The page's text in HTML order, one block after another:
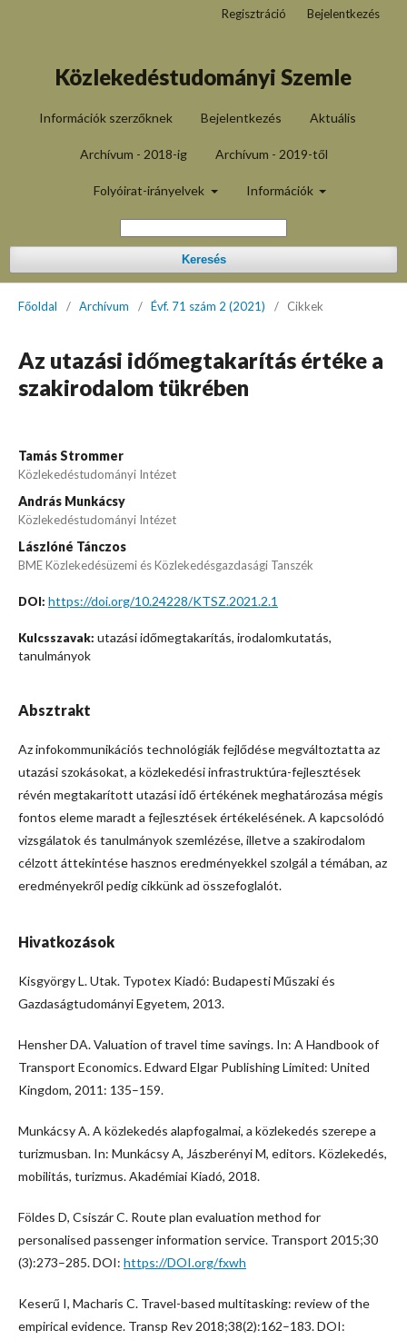
Közlekedéstudományi Szemle
Információk szerzőknek Bejelentkezés Aktuális
Archívum - 2018-ig Archívum - 2019-től
Folyóirat-irányelvek Információk
Keresés
Regisztráció Bejelentkezés
Főoldal / Archívum / Évf. 71 szám 2 (2021) / Cikkek
Az utazási időmegtakarítás értéke a
szakirodalom tükrében
Tamás Strommer
Közlekedéstudományi Intézet
András Munkácsy
Közlekedéstudományi Intézet
Lászlóné Tánczos
BME Közlekedésüzemi és Közlekedésgazdasági Tanszék
DOI: https://doi.org/10.24228/KTSZ.2021.2.1
Kulcsszavak: utazási időmegtakarítás, irodalomkutatás,
tanulmányok
Absztrakt
Az infokommunikációs technológiák fejlődése megváltoztatta az
utazási szokásokat, a közlekedési infrastruktúra-fejlesztések
révén megtakarított utazási idő értékének meghatározása mégis
fontos eleme maradt a fejlesztések értékelésének. A kapcsolódó
vizsgálatok és tanulmányok szemlézése, illetve a szakirodalom
célzott áttekintése hasznos eredményekkel szolgál a témában, az
eredményekről pedig cikkünk ad összefoglalót.
Hivatkozások
Kisgyörgy L. Utak. Typotex Kiadó: Budapesti Műszaki és
Gazdaságtudományi Egyetem, 2013.
Hensher DA. Valuation of travel time savings. In: A Handbook of
Transport Economics. Edward Elgar Publishing Limited: United
Kingdom, 2011: 135–159.
Munkácsy A. A közlekedés alapfogalmai, a közlekedés szerepe a
turizmusban. In: Munkácsy A, Jászberényi M, editors. Közlekedés,
mobilitás, turizmus. Akadémiai Kiadó, 2018.
Földes D, Csiszár C. Route plan evaluation method for
personalised passenger information service. Transport 2015;30
(3):273–285. DOI: https://DOI.org/fxwh
Keserű I, Macharis C. Travel-based multitasking: review of the
empirical evidence. Transp Rev 2018;38(2):162–183. DOI: